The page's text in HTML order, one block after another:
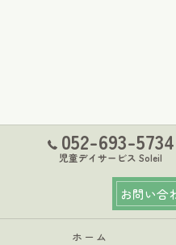
052-693-5734
児童デイサービス Soleil
お問い合
ホーム